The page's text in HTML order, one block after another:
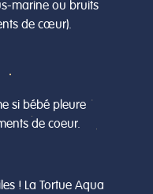
marine ou bruits
de cœur).
si bébé pleure
de coeur.
! La Tortue Aqua